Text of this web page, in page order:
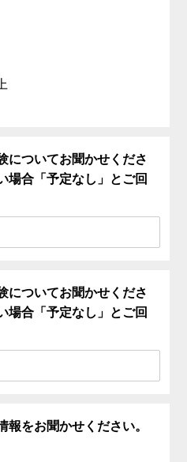
についてお聞かせくださ
場合「予定なし」とご回
についてお聞かせくださ
場合「予定なし」とご回
報をお聞かせください。